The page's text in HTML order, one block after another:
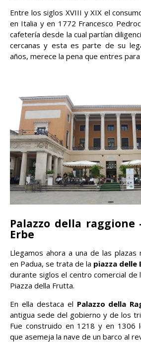
Entre los siglos XVIII y XIX el
en Italia y en 1772 Francesco
cafetería desde la cual partían
cercanas y esta es parte de su
años, merece la pena que entres
Palazzo della raggione
Erbe
Llegamos ahora a una de las
en Padua, se trata de la piazza delle
durante siglos el centro comercial de
Piazza della Frutta.
En ella destaca el Palazzo della
antigua sede del gobierno y de los
Fue construido en 1218 y en 1306
que asemeja la nave de un barco al